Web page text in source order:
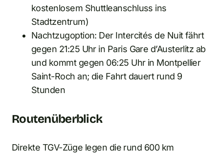
kostenlosem Shuttleanschluss ins
Stadtzentrum)
Nachtzugoption: Der Intercités de Nuit fährt
gegen 21:25 Uhr in Paris Gare d’Austerlitz ab
und kommt gegen 06:25 Uhr in Montpellier
Saint-Roch an; die Fahrt dauert rund 9
Stunden
Routenüberblick
Direkte TGV-Züge legen die rund 600 km